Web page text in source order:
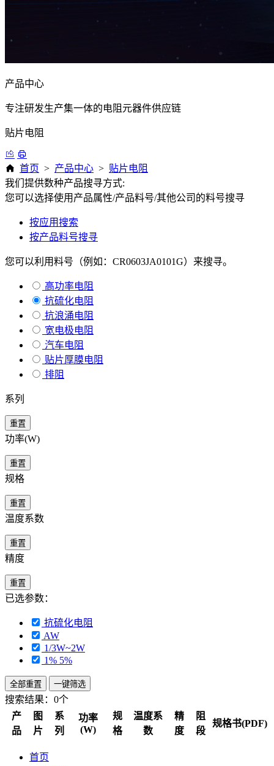
产品中心
专注研发生产集一体的电阻元器件供应链
贴片电阻
首页 > 产品中心 > 贴片电阻
我们提供数种产品搜寻方式:
您可以选择使用产品属性/产品料号/其他公司的料号搜寻
按应用搜索
按产品料号搜寻
您可以利用料号（例如：CR0603JA0101G）来搜寻。
高功率电阻
抗硫化电阻
抗浪涌电阻
宽电极电阻
汽车电阻
贴片厚膜电阻
排阻
系列
重置
功率(W)
重置
规格
重置
温度系数
重置
精度
重置
已选参数：
抗硫化电阻
AW
1/3W~2W
1% 5%
全部重置 一键筛选
搜索结果： 0个
产
品
图
片
系
列
功率
(W)
规
格
温度系
数
精
度
阻
段
规格书(PDF)
首页